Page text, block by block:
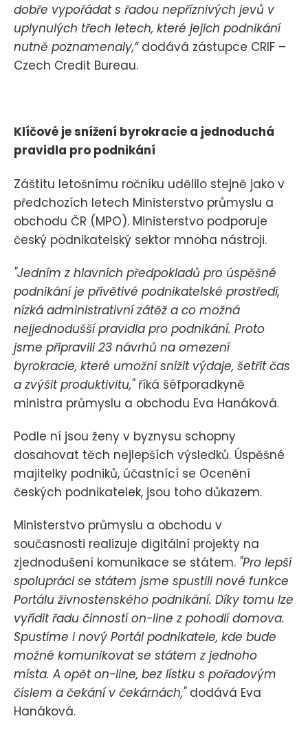
dobře vypořádat s řadou nepříznivých jevů v
uplynulých třech letech, které jejich podnikání
nutně poznamenaly,“ dodává zástupce CRIF –
Czech Credit Bureau.
Klíčové je snížení byrokracie a jednoduchá
pravidla pro podnikání
Záštitu letošnímu ročníku udělilo stejně jako v
předchozích letech Ministerstvo průmyslu a
obchodu ČR (MPO). Ministerstvo podporuje
český podnikatelský sektor mnoha nástroji.
"Jedním z hlavních předpokladů pro úspěšné
podnikání je přívětivé podnikatelské prostředí,
nízká administrativní zátěž a co možná
nejjednodušší pravidla pro podnikání. Proto
jsme připravili 23 návrhů na omezení
byrokracie, které umožní snížit výdaje, šetřit čas
a zvýšit produktivitu," říká šéfporadkyně
ministra průmyslu a obchodu Eva Hanáková.
Podle ní jsou ženy v byznysu schopny
dosahovat těch nejlepších výsledků. Úspěšné
majitelky podniků, účastnící se Ocenění
českých podnikatelek, jsou toho důkazem.
Ministerstvo průmyslu a obchodu v
současnosti realizuje digitální projekty na
zjednodušení komunikace se státem. "Pro lepší
spolupráci se státem jsme spustili nové funkce
Portálu živnostenského podnikání. Díky tomu lze
vyřídit řadu činností on-line z pohodlí domova.
Spustíme i nový Portál podnikatele, kde bude
možné komunikovat se státem z jednoho
místa. A opět on-line, bez lístku s pořadovým
číslem a čekání v čekárnách,"dodává Eva
Hanáková.